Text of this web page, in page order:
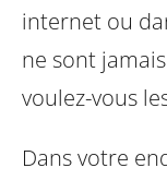
internet ou
ne sont
voulez-vous
Dans votre